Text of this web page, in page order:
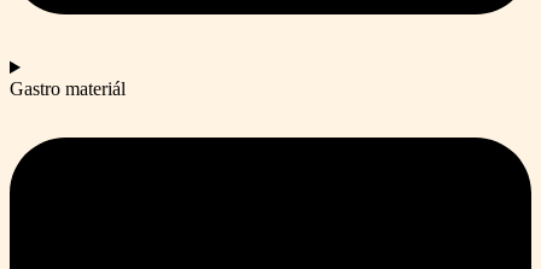
Gastro materiál